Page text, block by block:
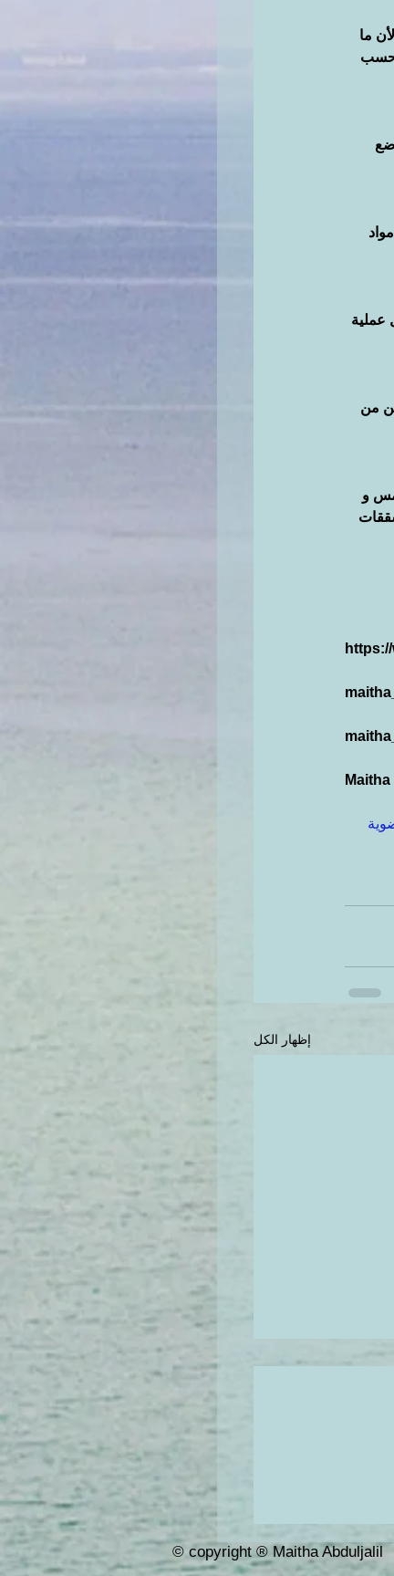
ما
حسب
عملية
من
و
إظهار الكل
تعرفوا اكثر
اللي عن جد بتفيد
© copyright ® Maitha Abduljalil